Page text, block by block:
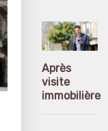
Après
visite
immobilière